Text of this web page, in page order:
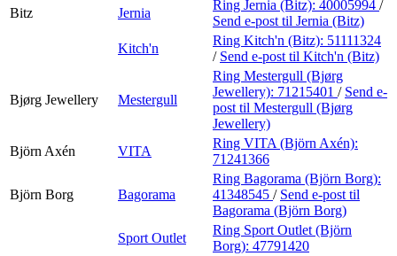
Bitz
Jernia
Ring Jernia (Bitz): 40005994 /
Send e-post til Jernia (Bitz)
Kitch'n
Ring Kitch'n (Bitz): 51111324
/ Send e-post til Kitch'n (Bitz)
Bjørg Jewellery Mestergull
Ring Mestergull (Bjørg
Jewellery): 71215401 / Send e-
post til Mestergull (Bjørg
Jewellery)
Björn Axén
VITA
Ring VITA (Björn Axén):
71241366
Björn Borg Bagorama
Ring Bagorama (Björn Borg):
41348545 / Send e-post til
Bagorama (Björn Borg)
Sport Outlet
Ring Sport Outlet (Björn
Borg): 47791420